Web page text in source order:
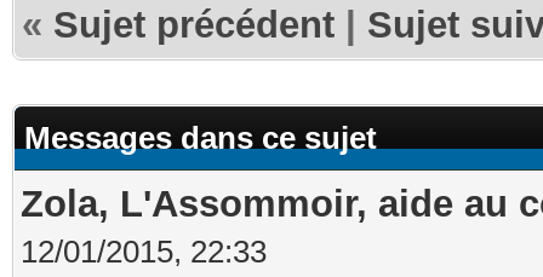
« Sujet précédent Sujet
Messages dans ce sujet
Zola, L'Assommoir, aide au
12/01/2015, 22:33